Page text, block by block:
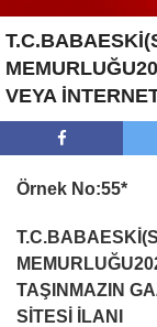
VEYA
Örnek No:55*
T.C.BABAESKİ
MEMURLUĞU
TAŞINMAZIN
SİTESİ İLANI